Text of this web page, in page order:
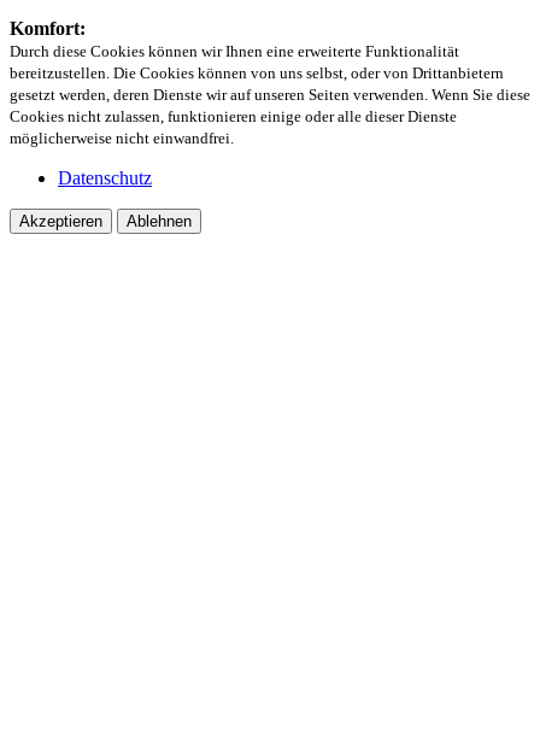
Komfort:
Durch diese Cookies können wir Ihnen eine erweiterte Funktionalität
bereitzustellen. Die Cookies können von uns selbst, oder von Drittanbietern
gesetzt werden, deren Dienste wir auf unseren Seiten verwenden. Wenn Sie diese
Cookies nicht zulassen, funktionieren einige oder alle dieser Dienste
möglicherweise nicht einwandfrei.
Datenschutz
Akzeptieren Ablehnen